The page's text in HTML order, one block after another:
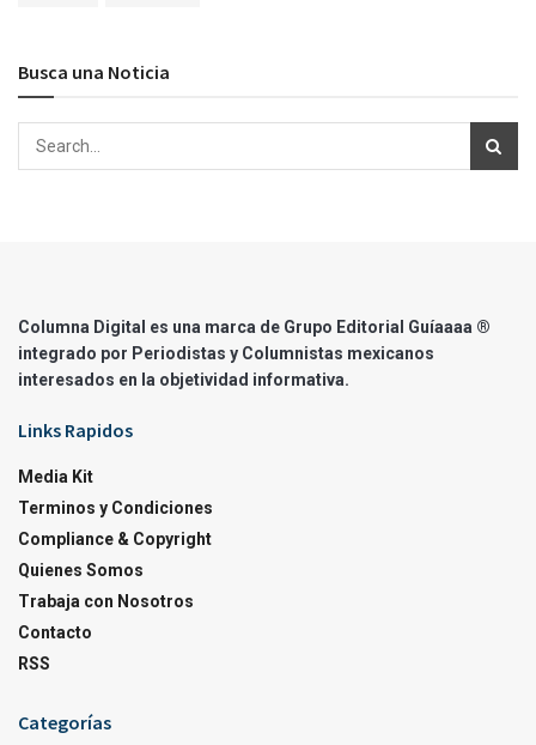
Busca una Noticia
Columna Digital es una marca de Grupo Editorial Guíaaaa ®
integrado por Periodistas y Columnistas mexicanos
interesados en la objetividad informativa.
Links Rapidos
Media Kit
Terminos y Condiciones
Compliance & Copyright
Quienes Somos
Trabaja con Nosotros
Contacto
RSS
Categorías